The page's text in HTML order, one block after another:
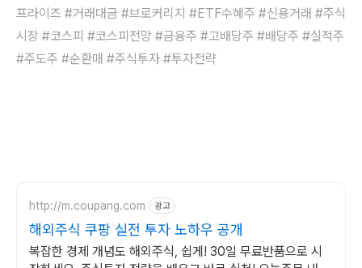
프라이즈 #거래대금 #브로커리지 #ETF수혜주 #신용거래 #주식
시장 #코스피 #코스피전망 #금융주 #고배당주 #배당주 #실적주
#주도주 #순환매 #주식투자 #투자전략
http://m.coupang.com 광고
해외주식 쿠팡 실전 투자 노하우 공개
복잡한 경제 개념도 해외주식, 쉽게! 30일 무료반품으로 시